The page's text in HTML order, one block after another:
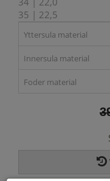
35 | 22,5
Yttersula material
Innersula material
Foder material